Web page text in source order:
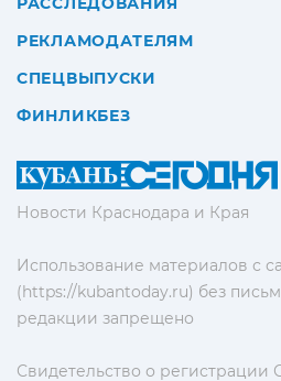
Новости Краснодара и Края
Использование материалов с
(https://kubantoday.ru) без
редакции запрещено
Свидетельство о
РЕКЛАМОДАТЕЛЯМ
СПЕЦВЫПУСКИ
ФИНЛИКБЕЗ